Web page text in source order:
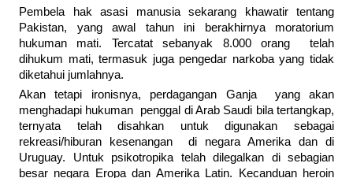
Pembela hak asasi manusia sekarang khawatir tentang
Pakistan, yang awal tahun ini berakhirnya moratorium
hukuman mati. Tercatat sebanyak 8.000 orang telah
dihukum mati, termasuk juga pengedar narkoba yang tidak
diketahui jumlahnya.
Akan tetapi ironisnya, perdagangan Ganja yang akan
menghadapi hukuman penggal di Arab Saudi bila tertangkap,
ternyata telah disahkan untuk digunakan sebagai
rekreasi/hiburan kesenangan di negara Amerika dan di
Uruguay. Untuk psikotropika telah dilegalkan di sebagian
besar negara Eropa dan Amerika Latin. Kecanduan heroin